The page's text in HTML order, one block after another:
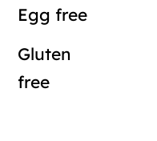
Egg free
Gluten
free